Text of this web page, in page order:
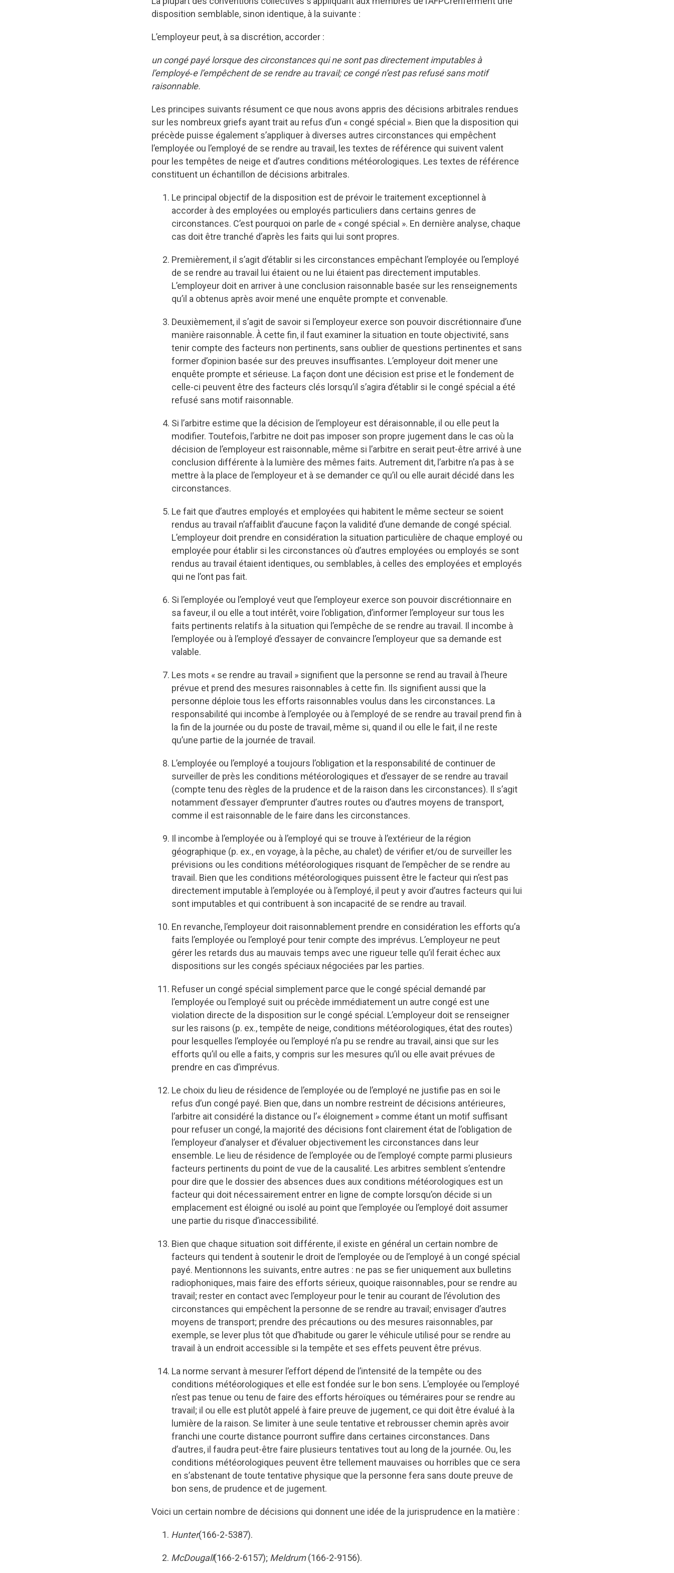
disposition semblable, sinon identique, à la suivante :
L’employeur peut, à sa discrétion, accorder :
un congé payé lorsque des circonstances qui ne sont pas directement imputables à
l’employé‑e l’empêchent de se rendre au travail; ce congé n’est pas refusé sans motif
raisonnable.
Les principes suivants résument ce que nous avons appris des décisions arbitrales rendues
sur les nombreux griefs ayant trait au refus d’un « congé spécial ». Bien que la disposition qui
précède puisse également s’appliquer à diverses autres circonstances qui empêchent
l’employée ou l’employé de se rendre au travail, les textes de référence qui suivent valent
pour les tempêtes de neige et d’autres conditions météorologiques. Les textes de référence
constituent un échantillon de décisions arbitrales.
Le principal objectif de la disposition est de prévoir le traitement exceptionnel à
accorder à des employées ou employés particuliers dans certains genres de
circonstances. C’est pourquoi on parle de « congé spécial ». En dernière analyse, chaque
cas doit être tranché d’après les faits qui lui sont propres.
Premièrement, il s’agit d’établir si les circonstances empêchant l’employée ou l’employé
de se rendre au travail lui étaient ou ne lui étaient pas directement imputables.
L’employeur doit en arriver à une conclusion raisonnable basée sur les renseignements
qu’il a obtenus après avoir mené une enquête prompte et convenable.
Deuxièmement, il s’agit de savoir si l’employeur exerce son pouvoir discrétionnaire d’une
manière raisonnable. À cette fin, il faut examiner la situation en toute objectivité, sans
tenir compte des facteurs non pertinents, sans oublier de questions pertinentes et sans
former d’opinion basée sur des preuves insuffisantes. L’employeur doit mener une
enquête prompte et sérieuse. La façon dont une décision est prise et le fondement de
celle-ci peuvent être des facteurs clés lorsqu’il s’agira d’établir si le congé spécial a été
refusé sans motif raisonnable.
Si l’arbitre estime que la décision de l’employeur est déraisonnable, il ou elle peut la
modifier. Toutefois, l’arbitre ne doit pas imposer son propre jugement dans le cas où la
décision de l’employeur est raisonnable, même si l’arbitre en serait peut-être arrivé à une
conclusion différente à la lumière des mêmes faits. Autrement dit, l’arbitre n’a pas à se
mettre à la place de l’employeur et à se demander ce qu’il ou elle aurait décidé dans les
circonstances.
Le fait que d’autres employés et employées qui habitent le même secteur se soient
rendus au travail n’affaiblit d’aucune façon la validité d’une demande de congé spécial.
L’employeur doit prendre en considération la situation particulière de chaque employé ou
employée pour établir si les circonstances où d’autres employées ou employés se sont
rendus au travail étaient identiques, ou semblables, à celles des employées et employés
qui ne l’ont pas fait.
Si l’employée ou l’employé veut que l’employeur exerce son pouvoir discrétionnaire en
sa faveur, il ou elle a tout intérêt, voire l’obligation, d’informer l’employeur sur tous les
faits pertinents relatifs à la situation qui l’empêche de se rendre au travail. Il incombe à
l’employée ou à l’employé d’essayer de convaincre l’employeur que sa demande est
valable.
Les mots « se rendre au travail » signifient que la personne se rend au travail à l’heure
prévue et prend des mesures raisonnables à cette fin. Ils signifient aussi que la
personne déploie tous les efforts raisonnables voulus dans les circonstances. La
responsabilité qui incombe à l’employée ou à l’employé de se rendre au travail prend fin à
la fin de la journée ou du poste de travail, même si, quand il ou elle le fait, il ne reste
qu’une partie de la journée de travail.
L’employée ou l’employé a toujours l’obligation et la responsabilité de continuer de
surveiller de près les conditions météorologiques et d’essayer de se rendre au travail
(compte tenu des règles de la prudence et de la raison dans les circonstances). Il s’agit
notamment d’essayer d’emprunter d’autres routes ou d’autres moyens de transport,
comme il est raisonnable de le faire dans les circonstances.
Il incombe à l’employée ou à l’employé qui se trouve à l’extérieur de la région
géographique (p. ex., en voyage, à la pêche, au chalet) de vérifier et/ou de surveiller les
prévisions ou les conditions météorologiques risquant de l’empêcher de se rendre au
travail. Bien que les conditions météorologiques puissent être le facteur qui n’est pas
directement imputable à l’employée ou à l’employé, il peut y avoir d’autres facteurs qui lui
sont imputables et qui contribuent à son incapacité de se rendre au travail.
En revanche, l’employeur doit raisonnablement prendre en considération les efforts qu’a
faits l’employée ou l’employé pour tenir compte des imprévus. L’employeur ne peut
gérer les retards dus au mauvais temps avec une rigueur telle qu’il ferait échec aux
dispositions sur les congés spéciaux négociées par les parties.
Refuser un congé spécial simplement parce que le congé spécial demandé par
l’employée ou l’employé suit ou précède immédiatement un autre congé est une
violation directe de la disposition sur le congé spécial. L’employeur doit se renseigner
sur les raisons (p. ex., tempête de neige, conditions météorologiques, état des routes)
pour lesquelles l’employée ou l’employé n’a pu se rendre au travail, ainsi que sur les
efforts qu’il ou elle a faits, y compris sur les mesures qu’il ou elle avait prévues de
prendre en cas d’imprévus.
Le choix du lieu de résidence de l’employée ou de l’employé ne justifie pas en soi le
refus d’un congé payé. Bien que, dans un nombre restreint de décisions antérieures,
l’arbitre ait considéré la distance ou l’« éloignement » comme étant un motif suffisant
pour refuser un congé, la majorité des décisions font clairement état de l’obligation de
l’employeur d’analyser et d’évaluer objectivement les circonstances dans leur
ensemble. Le lieu de résidence de l’employée ou de l’employé compte parmi plusieurs
facteurs pertinents du point de vue de la causalité. Les arbitres semblent s’entendre
pour dire que le dossier des absences dues aux conditions météorologiques est un
facteur qui doit nécessairement entrer en ligne de compte lorsqu’on décide si un
emplacement est éloigné ou isolé au point que l’employée ou l’employé doit assumer
une partie du risque d’inaccessibilité.
Bien que chaque situation soit différente, il existe en général un certain nombre de
facteurs qui tendent à soutenir le droit de l’employée ou de l’employé à un congé spécial
payé. Mentionnons les suivants, entre autres : ne pas se fier uniquement aux bulletins
radiophoniques, mais faire des efforts sérieux, quoique raisonnables, pour se rendre au
travail; rester en contact avec l’employeur pour le tenir au courant de l’évolution des
circonstances qui empêchent la personne de se rendre au travail; envisager d’autres
moyens de transport; prendre des précautions ou des mesures raisonnables, par
exemple, se lever plus tôt que d’habitude ou garer le véhicule utilisé pour se rendre au
travail à un endroit accessible si la tempête et ses effets peuvent être prévus.
La norme servant à mesurer l’effort dépend de l’intensité de la tempête ou des
conditions météorologiques et elle est fondée sur le bon sens. L’employée ou l’employé
n’est pas tenue ou tenu de faire des efforts héroïques ou téméraires pour se rendre au
travail; il ou elle est plutôt appelé à faire preuve de jugement, ce qui doit être évalué à la
lumière de la raison. Se limiter à une seule tentative et rebrousser chemin après avoir
franchi une courte distance pourront suffire dans certaines circonstances. Dans
d’autres, il faudra peut-être faire plusieurs tentatives tout au long de la journée. Ou, les
conditions météorologiques peuvent être tellement mauvaises ou horribles que ce sera
en s’abstenant de toute tentative physique que la personne fera sans doute preuve de
bon sens, de prudence et de jugement.
Voici un certain nombre de décisions qui donnent une idée de la jurisprudence en la matière :
Hunter(166-2-5387).
McDougall(166-2-6157); Meldrum(166-2-9156).